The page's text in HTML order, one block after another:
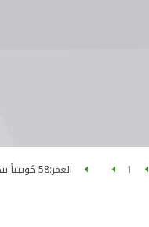
1 العمر:58 كويتياً ينضمون اليوم إلى "بيتك"